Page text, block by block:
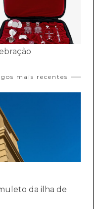
mais recentes
da ilha de